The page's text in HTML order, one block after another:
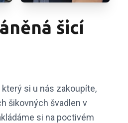
šicí
si u nás zakoupíte,
šikovných švadlen v
si na poctivém